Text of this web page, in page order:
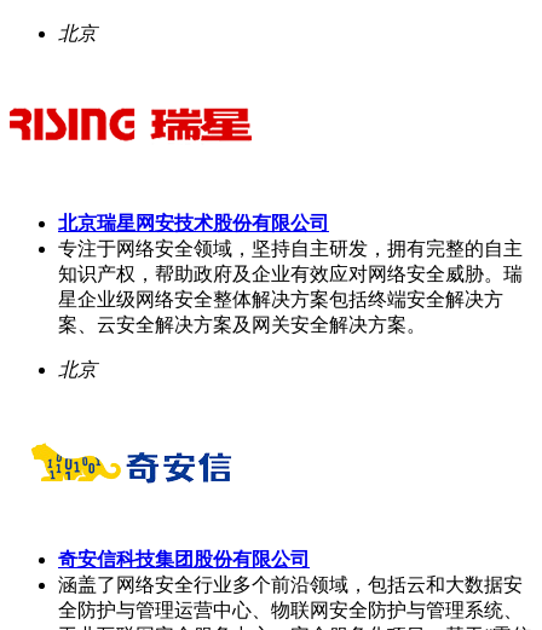
北京
北京瑞星网安技术股份有限公司
专注于网络安全领域，坚持自主研发，拥有完整的自主
知识产权，帮助政府及企业有效应对网络安全威胁。瑞
星企业级网络安全整体解决方案包括终端安全解决方
案、云安全解决方案及网关安全解决方案。
北京
奇安信科技集团股份有限公司
涵盖了网络安全行业多个前沿领域，包括云和大数据安
全防护与管理运营中心、物联网安全防护与管理系统、